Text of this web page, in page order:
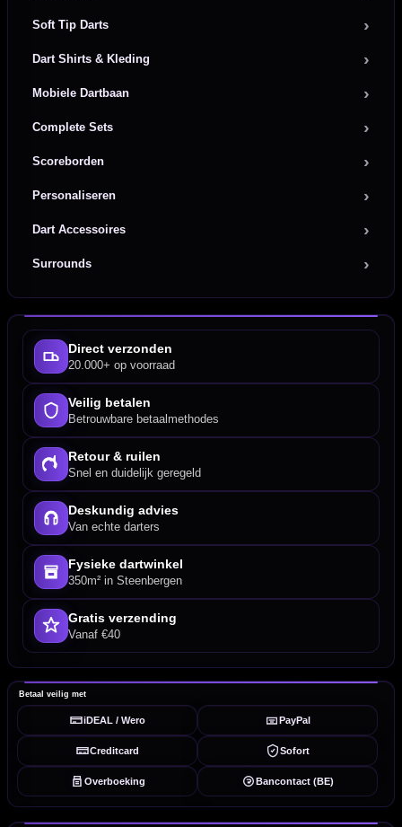
Soft Tip Darts
Dart Shirts & Kleding
Mobiele Dartbaan
Complete Sets
Scoreborden
Personaliseren
Dart Accessoires
Surrounds
Direct verzonden
20.000+ op voorraad
Veilig betalen
Betrouwbare betaalmethodes
Retour & ruilen
Snel en duidelijk geregeld
Deskundig advies
Van echte darters
Fysieke dartwinkel
350m² in Steenbergen
Gratis verzending
Vanaf €40
Betaal veilig met
iDEAL / Wero PayPal
Creditcard Sofort
Overboeking Bancontact (BE)